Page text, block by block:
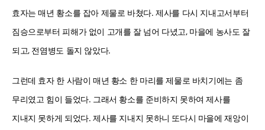
효자는 매년 황소를 잡아 제물로 바쳤다. 제사를 다시 지내고서부터
짐승으로부터 피해가 없이 고개를 잘 넘어 다녔고, 마을에 농사도 잘
되고, 전염병도 돌지 않았다.
그런데 효자 한 사람이 매년 황소 한 마리를 제물로 바치기에는 좀
무리였고 힘이 들었다. 그래서 황소를 준비하지 못하여 제사를
지내지 못하게 되었다. 제사를 지내지 못하니 또다시 마을에 재앙이